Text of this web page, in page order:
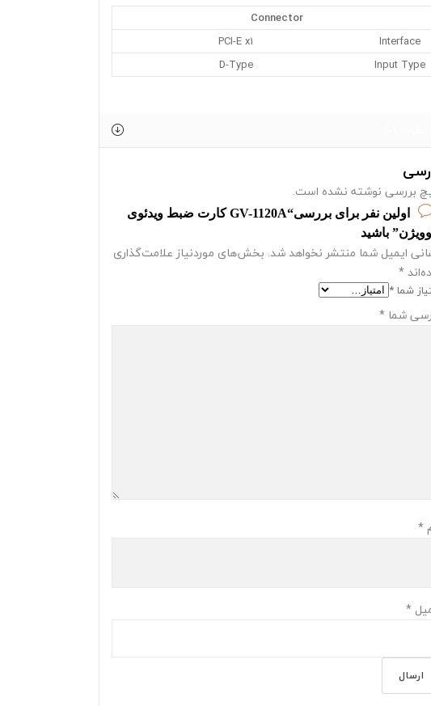
Connector
Interface
PCI-E x1
Input Type
D-Type
بررسی نوشته نشده است.
اولین نفر برای بررسی“GV-1120A کارت ضبط ویدئوی
باشید
ایمیل شما منتشر نخواهد شد. بخش‌های موردنیاز علامت‌گذاری
*
شما *
شما *
*
*